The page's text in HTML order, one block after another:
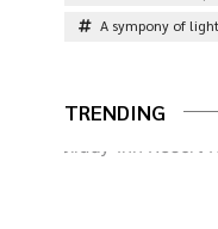
A sympony of light
TRENDING